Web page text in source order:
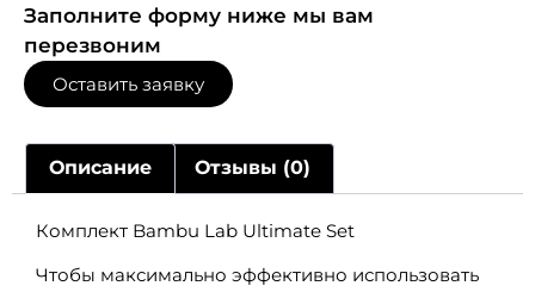
Заполните форму ниже мы вам
перезвоним
Оставить заявку
Описание Отзывы (0)
Комплект Bambu Lab Ultimate Set
Чтобы максимально эффективно использовать